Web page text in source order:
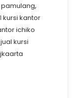
pamulang,
kursi kantor
ichiko
jual kursi